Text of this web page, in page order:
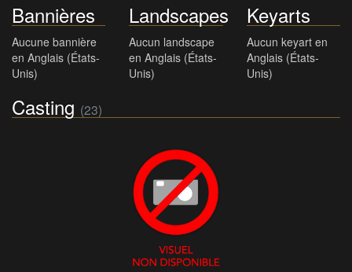
Bannières
Aucune bannière
en Anglais (États-
Unis)
Landscapes
Aucun landscape
en Anglais (États-
Unis)
Keyarts
Aucun keyart en
Anglais (États-
Unis)
Casting (23)